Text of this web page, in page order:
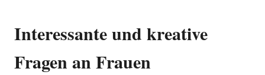
Interessante und kreative
Fragen an Frauen